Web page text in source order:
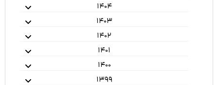
۱۴۰۴
۱۴۰۳
۱۴۰۲
۱۴۰۱
۱۴۰۰
۱۳۹۹